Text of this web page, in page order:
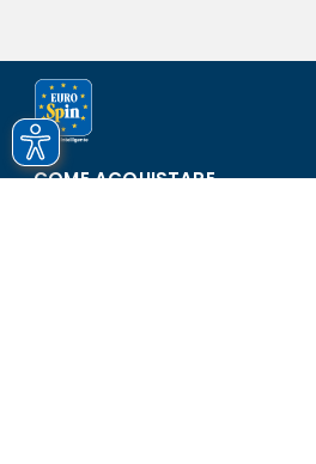
COME ACQUISTARE